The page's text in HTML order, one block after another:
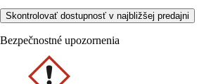
Skontrolovať dostupnosť v najbližšej predajni
Bezpečnostné upozornenia